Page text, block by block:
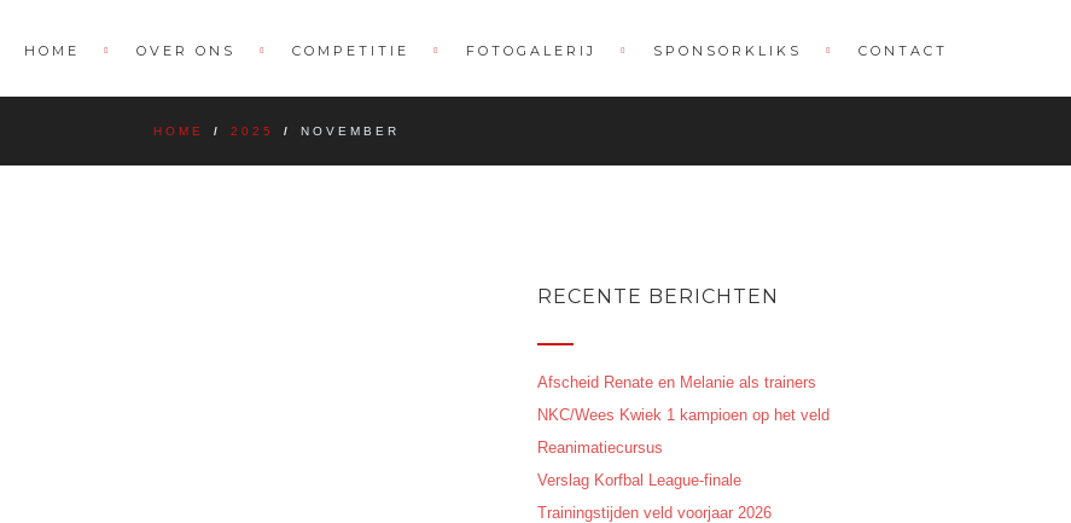
HOME OVER ONS COMPETITIE FOTOGALERIJ SPONSORKLIKS CONTACT
HOME / 2025 / NOVEMBER
RECENTE BERICHTEN
Afscheid Renate en Melanie als trainers
NKC/Wees Kwiek 1 kampioen op het veld
Reanimatiecursus
Verslag Korfbal League-finale
Trainingstijden veld voorjaar 2026